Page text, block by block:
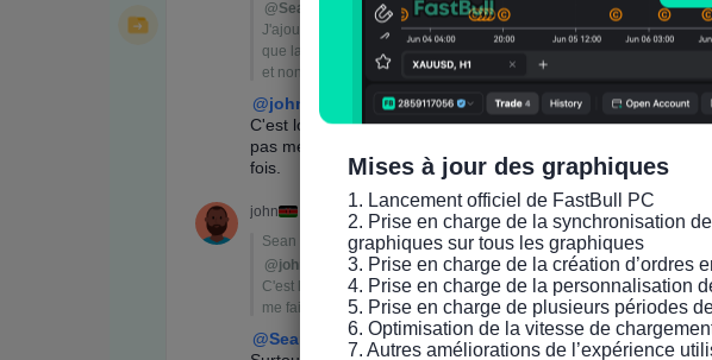
Mises à jour des graphiques
1. Lancement officiel de FastBull PC
2. Prise en charge de la synchronisation
graphiques sur tous les graphiques
3. Prise en charge de la création d’ordres
4. Prise en charge de la personnalisation
5. Prise en charge de plusieurs périodes
6. Optimisation de la vitesse de
7. Autres améliorations de l’expérience